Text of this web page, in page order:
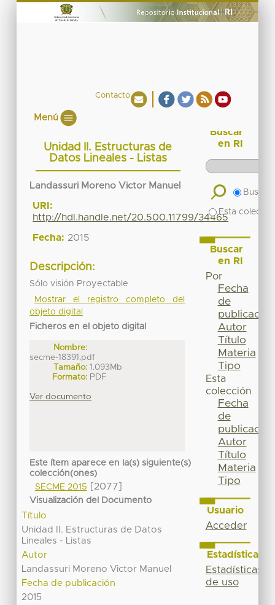
Contacto
Menú
Unidad II. Estructuras de
Datos Lineales - Listas
Landassuri Moreno Victor Manuel
URI:
http://hdl.handle.net/20.500.11799/34465
Fecha: 2015
Descripción:
Sólo visión Proyectable
Mostrar el registro completo del
objeto digital
Ficheros en el objeto digital
Nombre:
secme-18391.pdf
Tamaño: 1.093Mb
Formato: PDF
Ver documento
Este ítem aparece en la(s) siguiente(s)
colección(ones)
SECME 2015
[2077]
Visualización del Documento
Título
Unidad II. Estructuras de Datos
Lineales - Listas
Autor
Landassuri Moreno Victor Manuel
Fecha de publicación
2015
Buscar
en RI
Buscar
Esta
Buscar
en RI
Por
Fecha
de
publicación
Autor
Título
Materia
Tipo
Esta
colección
Fecha
de
publicación
Autor
Título
Materia
Tipo
Usuario
Acceder
Estadísticas
Estadísticas
de uso